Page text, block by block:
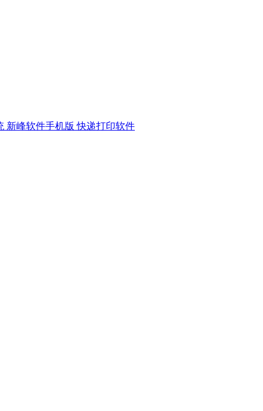
新峰软件手机版快递打印软件